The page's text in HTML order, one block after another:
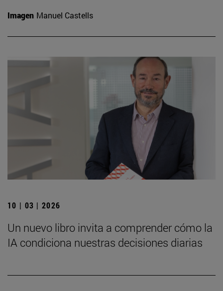
Imagen Manuel Castells
10 | 03 | 2026
Un nuevo libro invita a comprender cómo la
IA condiciona nuestras decisiones diarias